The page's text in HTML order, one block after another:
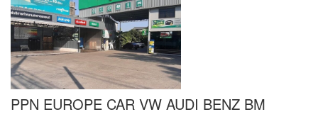
PPN EUROPE CAR VW AUDI BENZ BM